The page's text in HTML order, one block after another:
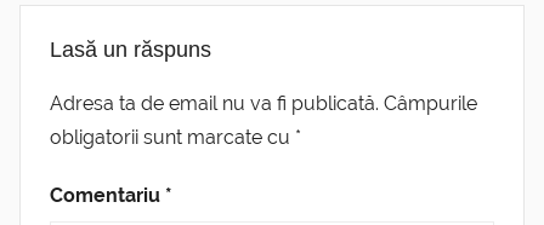
Lasă un răspuns
Adresa ta de email nu va fi publicată. Câmpurile
obligatorii sunt marcate cu *
Comentariu *